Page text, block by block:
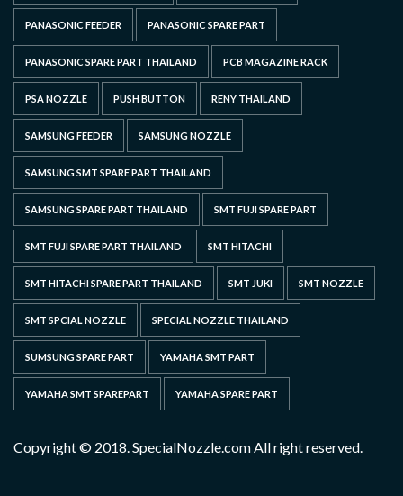
PANASONIC FEEDER PANASONIC SPARE PART
PANASONIC SPARE PART THAILAND PCB MAGAZINE RACK
PSA NOZZLE PUSH BUTTON RENY THAILAND
SAMSUNG FEEDER SAMSUNG NOZZLE
SAMSUNG SMT SPARE PART THAILAND
SAMSUNG SPARE PART THAILAND SMT FUJI SPARE PART
SMT FUJI SPARE PART THAILAND SMT HITACHI
SMT HITACHI SPARE PART THAILAND SMT JUKI SMT NOZZLE
SMT SPCIAL NOZZLE SPECIAL NOZZLE THAILAND
SUMSUNG SPARE PART YAMAHA SMT PART
YAMAHA SMT SPAREPART YAMAHA SPARE PART
Copyright © 2018. SpecialNozzle.com All right reserved.